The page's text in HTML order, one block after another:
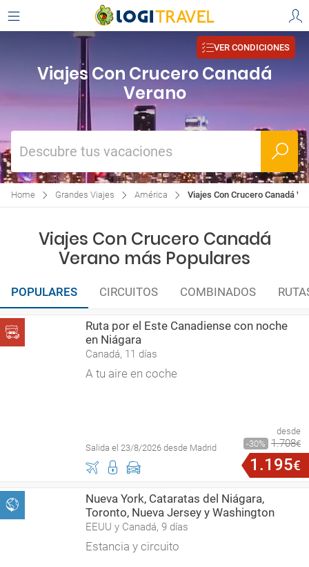
VER CONDICIONES
Viajes Con Crucero Canadá
Verano
Descubre tus vacaciones
Home Grandes Viajes América Viajes Con Crucero Canadá
Viajes Con Crucero Canadá
Verano más Populares
POPULARES CIRCUITOS COMBINADOS
Ruta por el Este Canadiense con noche
en Niágara
Canadá, 11 días
A tu aire en coche
Salida el 23/8/2026 desde Madrid
desde
30
1.708€
1 .195€
Nueva York, Cataratas del Niágara,
Toronto, Nueva Jersey y Washington
EEUU y Canadá, 9 días
Estancia y circuito